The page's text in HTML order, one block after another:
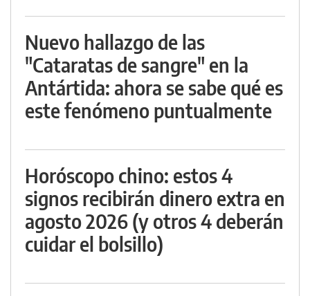
Nuevo hallazgo de las
"Cataratas de sangre" en la
Antártida: ahora se sabe qué es
este fenómeno puntualmente
Horóscopo chino: estos 4
signos recibirán dinero extra en
agosto 2026 (y otros 4 deberán
cuidar el bolsillo)